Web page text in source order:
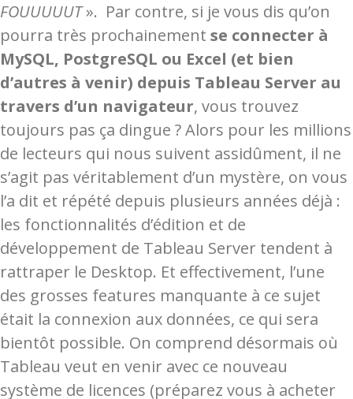
FOUUUUUT». Par contre, si je vous dis qu’on
pourra très prochainement se connecter à
MySQL, PostgreSQL ou Excel (et bien
d’autres à venir) depuis Tableau Server au
travers d’un navigateur, vous trouvez
toujours pas ça dingue ? Alors pour les millions
de lecteurs qui nous suivent assidûment, il ne
s’agit pas véritablement d’un mystère, on vous
l’a dit et répété depuis plusieurs années déjà :
les fonctionnalités d’édition et de
développement de Tableau Server tendent à
rattraper le Desktop. Et effectivement, l’une
des grosses features manquante à ce sujet
était la connexion aux données, ce qui sera
bientôt possible. On comprend désormais où
Tableau veut en venir avec ce nouveau
système de licences (préparez vous à acheter